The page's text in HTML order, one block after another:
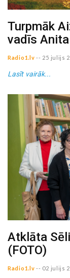
Turpmāk
vadīs
Radio1.lv -- 25 julijs
Lasīt vairāk...
Atklāta
(FOTO)
Radio1.lv -- 02 julijs